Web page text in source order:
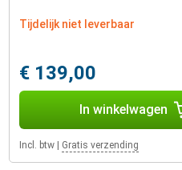
Tijdelijk niet leverbaar
€ 139,00
In winkelwagen
Incl. btw Gratis verzending